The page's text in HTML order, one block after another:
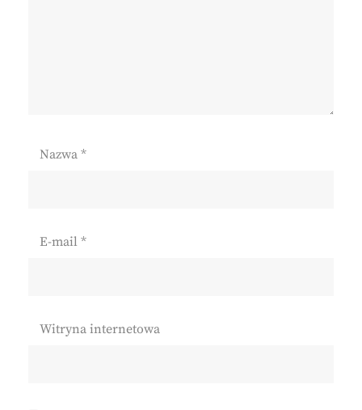
Nazwa *
E-mail *
Witryna internetowa